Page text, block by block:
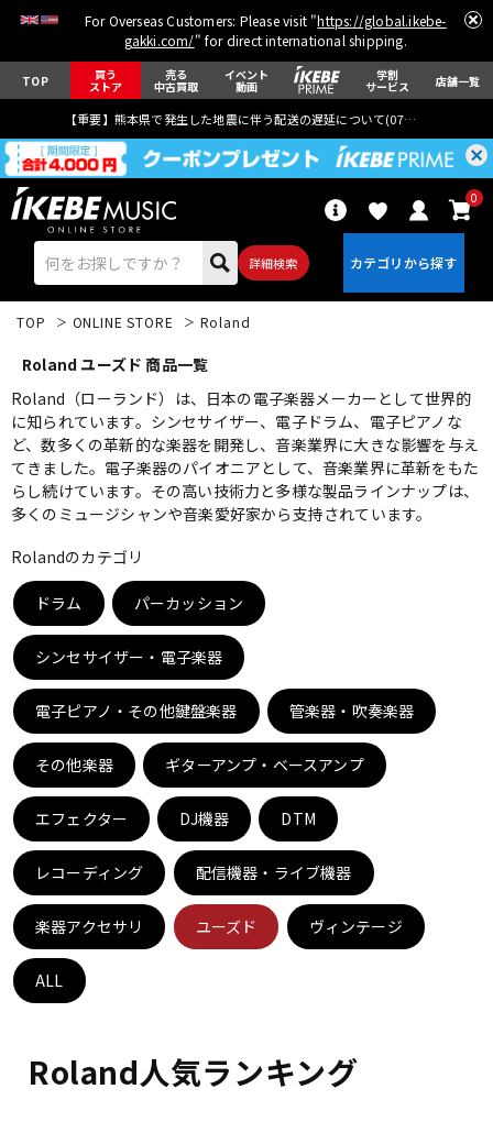
For Overseas Customers: Please visit "https://global.ikebe-
gakki.com/" for direct international shipping.
TOP 買う
ストア
売る
中古買取
イベント
動画
学割
サービス 店舗一覧
【重要】熊本県で発生した地震に伴う配送の遅延について(07月29日
詳細検索
0
エレキギター アコギ/エレアコ
ベース ウクレレ
ドラム
キーボード
管楽器 その他楽器
アンプ エフェクター
DJ機器 DTM
配信/ライブ機器 楽器アクセサリ
TOP ONLINE STORE Roland
Roland ユーズド 商品一覧
Roland（ローランド）は、日本の電子楽器メーカーとして世界的
に知られています。シンセサイザー、電子ドラム、電子ピアノな
ど、数多くの革新的な楽器を開発し、音楽業界に大きな影響を与え
てきました。電子楽器のパイオニアとして、音楽業界に革新をもた
らし続けています。その高い技術力と多様な製品ラインナップは、
多くのミュージシャンや音楽愛好家から支持されています。
Rolandのカテゴリ
ドラム パーカッション
シンセサイザー・電子楽器
電子ピアノ・その他鍵盤楽器 管楽器・吹奏楽器
その他楽器 ギターアンプ・ベースアンプ
エフェクター DJ機器 DTM
レコーディング 配信機器・ライブ機器
楽器アクセサリ ユーズド ヴィンテージ
ALL
Roland人気ランキング